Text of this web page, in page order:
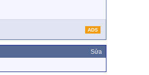
ADS
Sửa